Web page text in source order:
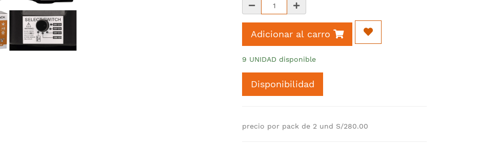
Adicionar al carro
9 UNIDAD disponible
Disponibilidad
precio por pack de 2 und S/280.00